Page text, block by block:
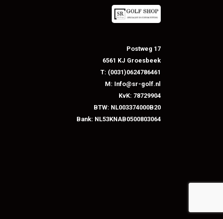
Postweg 17
6561 KJ Groesbeek
T: (0031)0624786461
M: Info@sr-golf.nl
KvK: 78729904
BTW: NL003374000B20
Bank: NL53KNAB0500803064